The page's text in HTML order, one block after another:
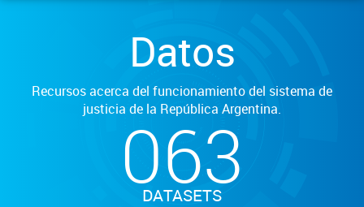
Datos
Recursos acerca del funcionamiento del sistema de
justicia de la República Argentina.
063
DATASETS